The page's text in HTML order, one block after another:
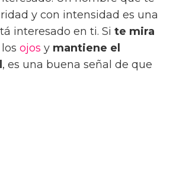
y con intensidad es una
interesado en ti. Si te mira
ojos y mantiene el
, es una buena señal de que